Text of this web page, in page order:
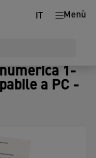
Menù
IT
1-
a PC -